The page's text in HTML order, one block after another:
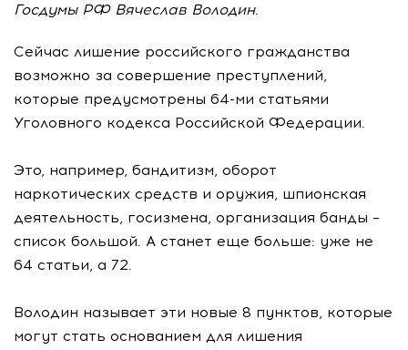
Госдумы РФ Вячеслав Володин.
Сейчас лишение российского гражданства
возможно за совершение преступлений,
которые предусмотрены 64-ми статьями
Уголовного кодекса Российской Федерации.
Это, например, бандитизм, оборот
наркотических средств и оружия, шпионская
деятельность, госизмена, организация банды –
список большой. А станет еще больше: уже не
64 статьи, а 72.
Володин называет эти новые 8 пунктов, которые
могут стать основанием для лишения